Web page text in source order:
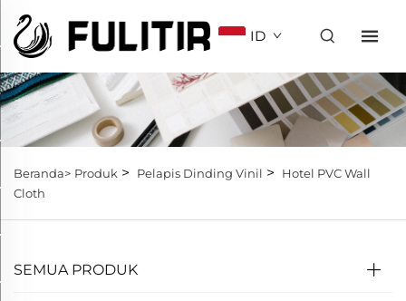
ID
Beranda> Produk > Pelapis Dinding Vinil >
Hotel PVC Wall
Cloth
SEMUA PRODUK